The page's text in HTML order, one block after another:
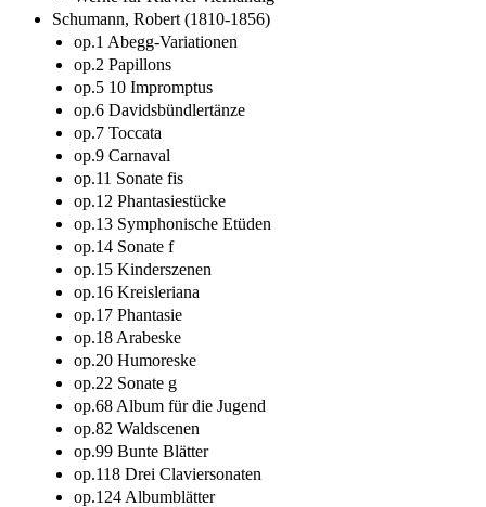
Schumann, Robert (1810-1856)
op.1 Abegg-Variationen
op.2 Papillons
op.5 10 Impromptus
op.6 Davidsbündlertänze
op.7 Toccata
op.9 Carnaval
op.11 Sonate fis
op.12 Phantasiestücke
op.13 Symphonische Etüden
op.14 Sonate f
op.15 Kinderszenen
op.16 Kreisleriana
op.17 Phantasie
op.18 Arabeske
op.20 Humoreske
op.22 Sonate g
op.68 Album für die Jugend
op.82 Waldscenen
op.99 Bunte Blätter
op.118 Drei Claviersonaten
op.124 Albumblätter